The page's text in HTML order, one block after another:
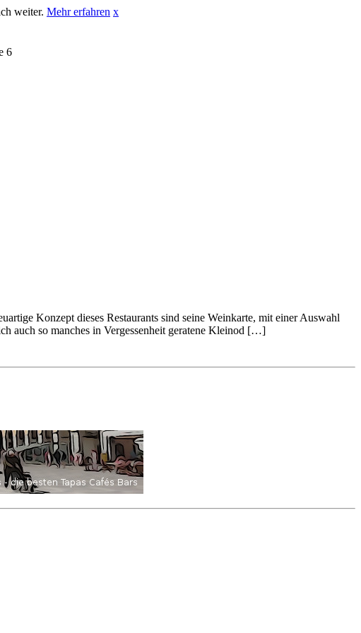
weiter. Mehr erfahren x
Konzept dieses Restaurants sind seine Weinkarte, mit einer Auswahl
auch so manches in Vergessenheit geratene Kleinod […]